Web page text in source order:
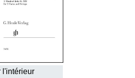
l'intérieur